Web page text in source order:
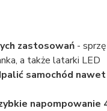
zastosowań-
a także latarki LED
samochód
napompowanie